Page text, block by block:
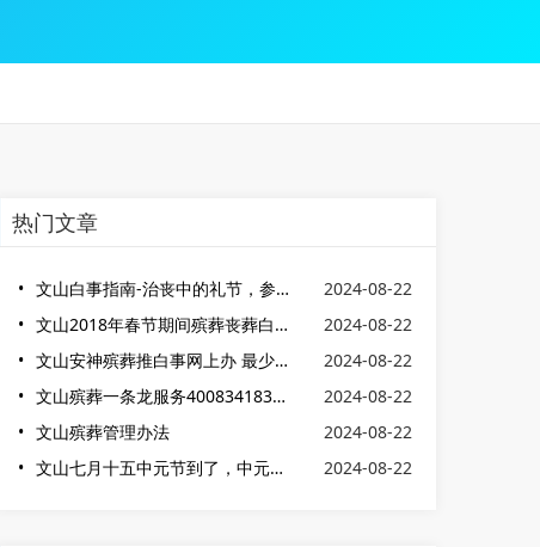
热门文章
文山白事指南-治丧中的礼节，参加葬礼怎么办
2024-08-22
文山2018年春节期间殡葬丧葬白事服务一条龙价格(公告)
2024-08-22
文山安神殡葬推白事网上办 最少4元办妥
2024-08-22
文山殡葬一条龙服务4008341834 丧事一条龙 白事一条龙24小时服务
2024-08-22
文山殡葬管理办法
2024-08-22
文山七月十五中元节到了，中元节由来，并不是只有“鬼节”的含义
2024-08-22